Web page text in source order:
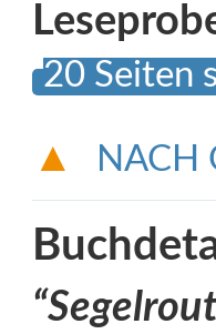
20 Seiten
NACH